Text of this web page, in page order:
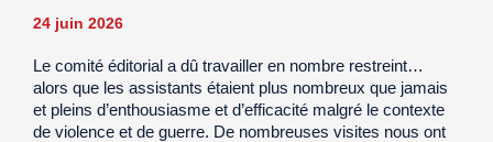
24 juin 2026
Le comité éditorial a dû travailler en nombre restreint…
alors que les assistants étaient plus nombreux que jamais
et pleins d’enthousiasme et d’efficacité malgré le contexte
de violence et de guerre. De nombreuses visites nous ont